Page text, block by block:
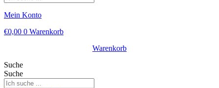
Mein Konto
€0,00 0 Warenkorb
Warenkorb
Suche
Suche